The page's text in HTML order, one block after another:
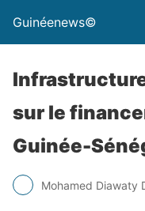
Guinéenews©
sur le
Guinée-
Mohamed Diawaty